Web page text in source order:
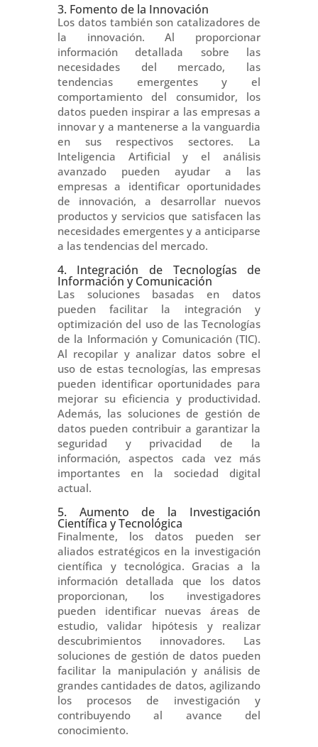
3. Fomento de la Innovación
Los datos también son catalizadores de
la innovación. Al proporcionar
información detallada sobre las
necesidades del mercado, las
tendencias emergentes y el
comportamiento del consumidor, los
datos pueden inspirar a las empresas a
innovar y a mantenerse a la vanguardia
en sus respectivos sectores. La
Inteligencia Artificial y el análisis
avanzado pueden ayudar a las
empresas a identificar oportunidades
de innovación, a desarrollar nuevos
productos y servicios que satisfacen las
necesidades emergentes y a anticiparse
a las tendencias del mercado.
4. Integración de Tecnologías de
Información y Comunicación
Las soluciones basadas en datos
pueden facilitar la integración y
optimización del uso de las Tecnologías
de la Información y Comunicación (TIC).
Al recopilar y analizar datos sobre el
uso de estas tecnologías, las empresas
pueden identificar oportunidades para
mejorar su eficiencia y productividad.
Además, las soluciones de gestión de
datos pueden contribuir a garantizar la
seguridad y privacidad de la
información, aspectos cada vez más
importantes en la sociedad digital
actual.
5. Aumento de la Investigación
Científica y Tecnológica
Finalmente, los datos pueden ser
aliados estratégicos en la investigación
científica y tecnológica. Gracias a la
información detallada que los datos
proporcionan, los investigadores
pueden identificar nuevas áreas de
estudio, validar hipótesis y realizar
descubrimientos innovadores. Las
soluciones de gestión de datos pueden
facilitar la manipulación y análisis de
grandes cantidades de datos, agilizando
los procesos de investigación y
contribuyendo al avance del
conocimiento.